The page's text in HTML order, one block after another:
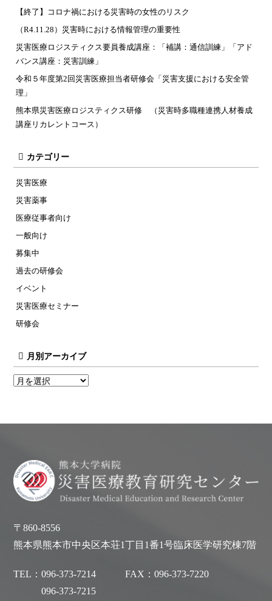
【終了】コロナ禍における災害時の女性のリスク
（R4.11.28）災害時における情報管理の重要性
災害医療ロジスティクス要員養成講座：「補講：通信訓練」「アド
バンス講座：災害訓練」
令和５年度第2回災害医療担当者研修会「災害支援における安全管
理」
熊本県災害医療ロジスティクス研修 （災害時多職種連携人材養成
講座リカレントコース）
カテゴリー
災害医療
災害薬事
医療従事者向け
一般向け
募集中
過去の研修会
イベント
災害医療セミナー
研修会
月別アーカイブ
〒860-8556
熊本県熊本市中央区本荘1丁目1番1号臨床医学研究棟7階
TEL：096-373-7214
096-373-7215
FAX：096-373-7220